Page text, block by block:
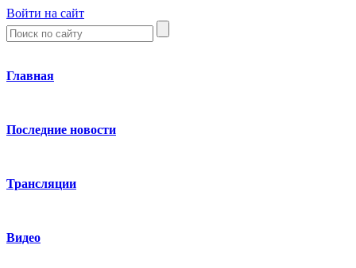
Войти на сайт
Главная
Последние новости
Трансляции
Видео